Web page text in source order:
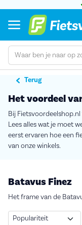
Terug
Het voordeel
Bij
Lees alles wat je moet
eerst ervaren hoe een
van onze winkels.
Batavus Finez
Sorteren